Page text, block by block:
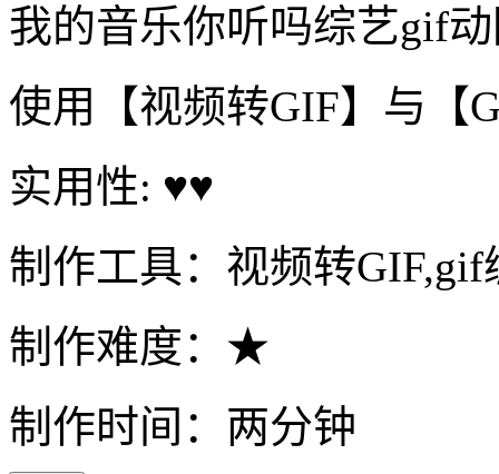
我的音乐你听吗综艺gif
使用【视频转GIF】与【
实用性: ♥♥
制作工具：视频转GIF,gif
制作难度：★
制作时间：两分钟